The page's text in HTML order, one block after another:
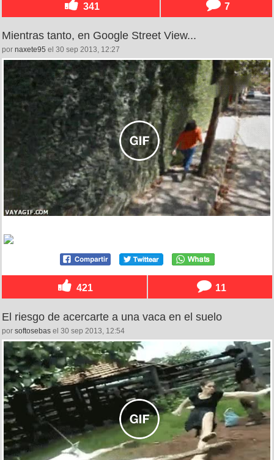
341 7
Mientras tanto, en Google Street View...
por naxete95 el 30 sep 2013, 12:27
421 11
El riesgo de acercarte a una vaca en el suelo
por softosebas el 30 sep 2013, 12:54